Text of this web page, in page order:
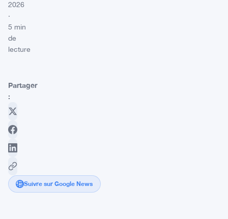
2026
·
5 min
de
lecture
Partager
:
Suivre sur Google News